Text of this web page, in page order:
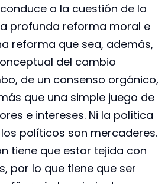
a la cuestión de la
profunda reforma moral e
reforma que sea, además,
del cambio
de un consenso orgánico,
que una simple juego de
e intereses. Ni la política
políticos son mercaderes.
tiene que estar tejida con
por lo que tiene que ser